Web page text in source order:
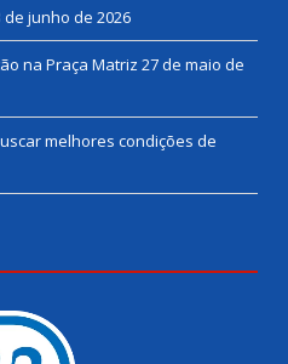
de junho de 2026
na Praça Matriz 27 de maio de
melhores condições de